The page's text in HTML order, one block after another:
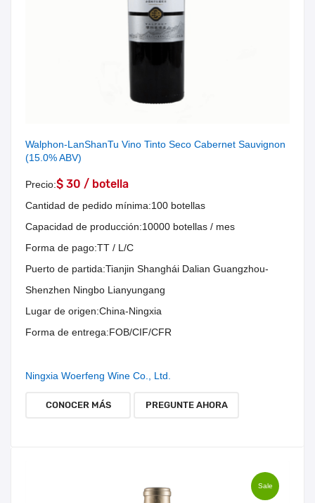
Walphon-LanShanTu Vino Tinto Seco Cabernet Sauvignon
(15.0% ABV)
Precio:$ 30 / botella
Cantidad de pedido mínima:100 botellas
Capacidad de producción:10000 botellas / mes
Forma de pago:TT / L/C
Puerto de partida:Tianjin Shanghái Dalian Guangzhou-
Shenzhen Ningbo Lianyungang
Lugar de origen:China-Ningxia
Forma de entrega:FOB/CIF/CFR
Ningxia Woerfeng Wine Co., Ltd.
CONOCER MÁS PREGUNTE AHORA
Sale